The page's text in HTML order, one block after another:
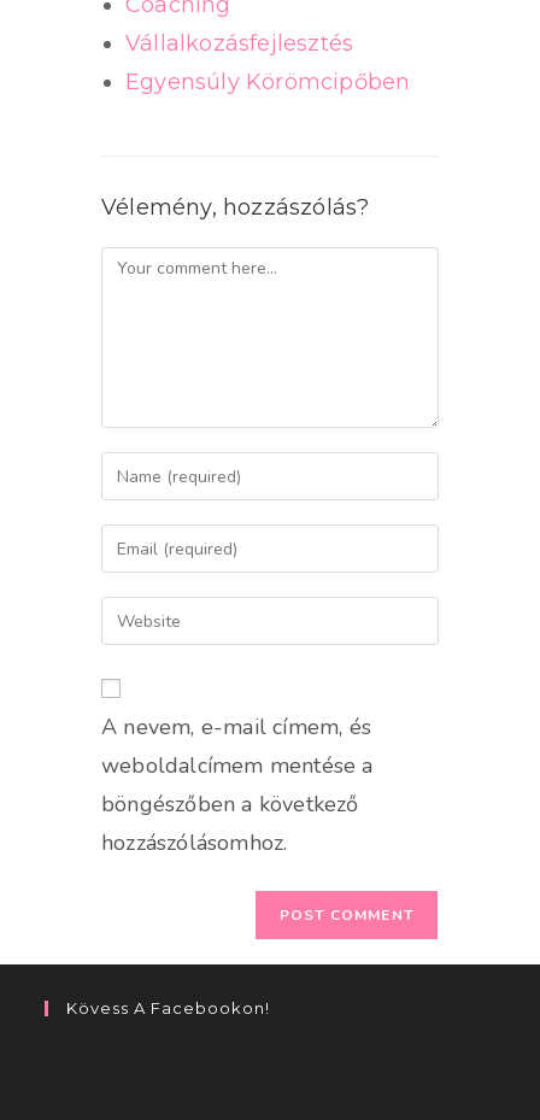
Vállalkozásfejlesztés
Egyensúly Körömcipőben
Vélemény, hozzászólás?
Comment
Enter
your
name
comment
Enter
your
email
address
Enter
your
URL
(optional)
A nevem, e-mail címem, és
weboldalcímem mentése a
böngészőben a következő
hozzászólásomhoz.
Kövess A Facebookon!